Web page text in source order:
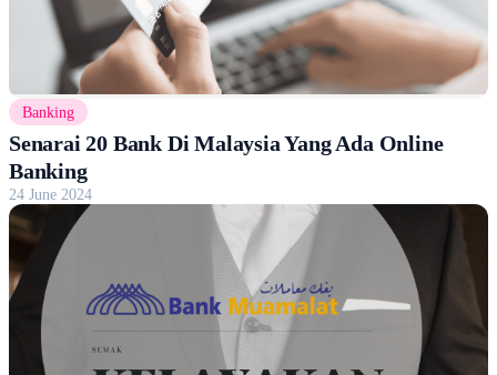
Banking
Senarai 20 Bank Di Malaysia Yang Ada Online
Banking
24 June 2024